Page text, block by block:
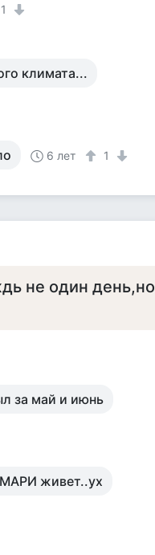
1
климата...
6 лет 1
не один день,но
за май и июнь
МАРИ живет..ух